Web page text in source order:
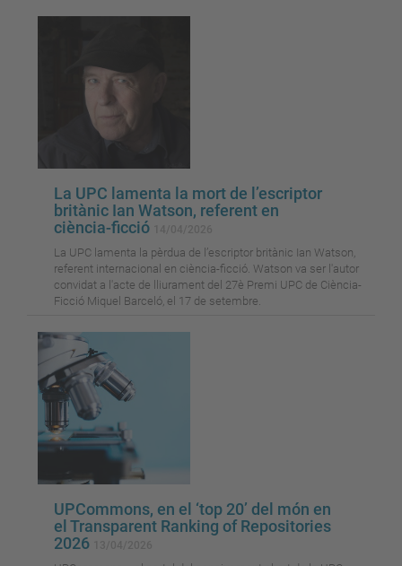
La UPC lamenta la mort de l’escriptor
britànic Ian Watson, referent en
ciència-ficció
La UPC lamenta la pèrdua de l’escriptor britànic Ian Watson,
referent internacional en ciència-ficció. Watson va ser l'autor
convidat a l'acte de lliurament del 27è Premi UPC de Ciència-
Ficció Miquel Barceló, el 17 de setembre.
UPCommons, en el ‘top 20’ del món en
el Transparent Ranking of Repositories
2026